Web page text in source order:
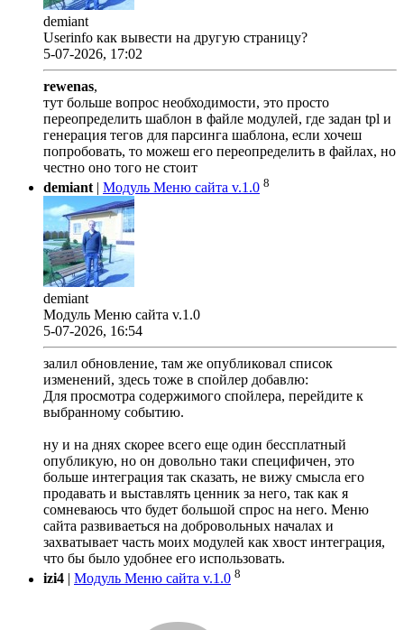
demiant
Userinfo как вывести на другую страницу?
5-07-2026, 17:02
rewenas,
тут больше вопрос необходимости, это просто
переопределить шаблон в файле модулей, где задан tpl и
генерация тегов для парсинга шаблона, если хочеш
попробовать, то можеш его переопределить в файлах, но
честно оно того не стоит
demiant | Модуль Меню сайта v.1.0 8
demiant
Модуль Меню сайта v.1.0
5-07-2026, 16:54
залил обновление, там же опубликовал список
изменений, здесь тоже в спойлер добавлю:
Для просмотра содержимого спойлера, перейдите к
выбранному событию.
ну и на днях скорее всего еще один бессплатный
опубликую, но он довольно таки специфичен, это
больше интеграция так сказать, не вижу смысла его
продавать и выставлять ценник за него, так как я
сомневаюсь что будет большой спрос на него. Меню
сайта развиваеться на добровольных началах и
захватывает часть моих модулей как хвост интеграция,
что бы было удобнее его использовать.
izi4
Модуль Меню сайта v.1.0 8